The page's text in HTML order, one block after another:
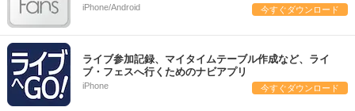
iPhone/Android 今すぐダウンロード
ライブ参加記録、マイタイムテーブル作成など、ライ
ブ・フェスへ行くためのナビアプリ
iPhone 今すぐダウンロード